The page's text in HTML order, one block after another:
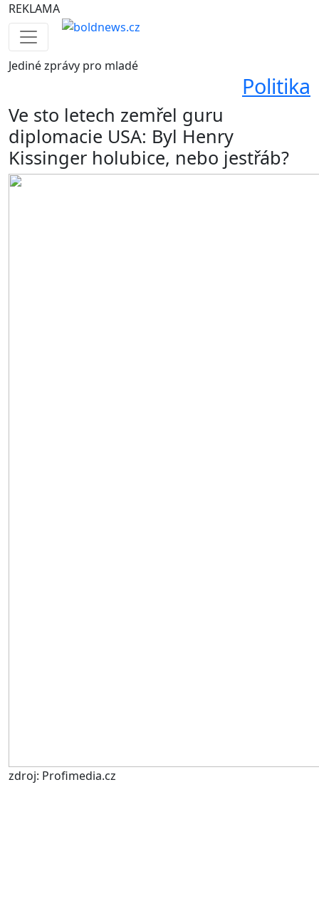
REKLAMA
Jedinézprávy pro mladé
Politika
Ve sto letech zemřel guru
diplomacie USA: Byl Henry
Kissinger holubice, nebo jestřáb?
zdroj: Profimedia.cz